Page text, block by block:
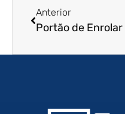
Anterior